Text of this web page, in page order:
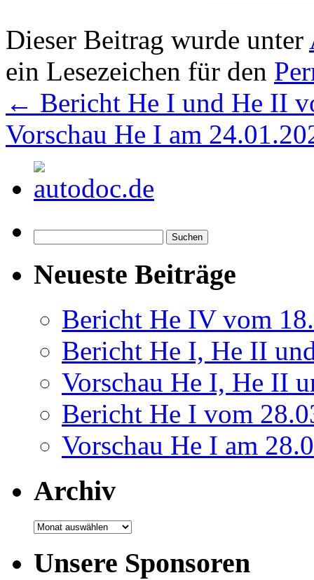
Dieser Beitrag wurde unter
ein Lesezeichen für den
← Bericht He I und He II
Vorschau He I am
nach:
Neueste Beiträge
Bericht He IV vom
Bericht He I, He II
Vorschau He I, He II
Bericht He I vom
Vorschau He I am
Archiv
Archiv
Unsere Sponsoren